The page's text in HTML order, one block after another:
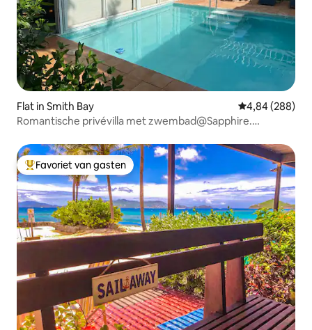
Flat in Smith Bay Gemiddelde
4,84 (288)
Romantische privévilla met zwembad@Sapphire.
Topfavoriet van gasten
Favoriet van gasten